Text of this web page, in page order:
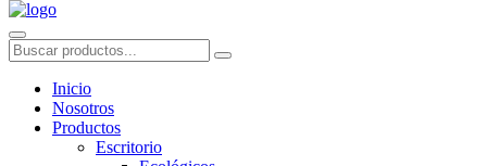
Inicio
Nosotros
Productos
Escritorio